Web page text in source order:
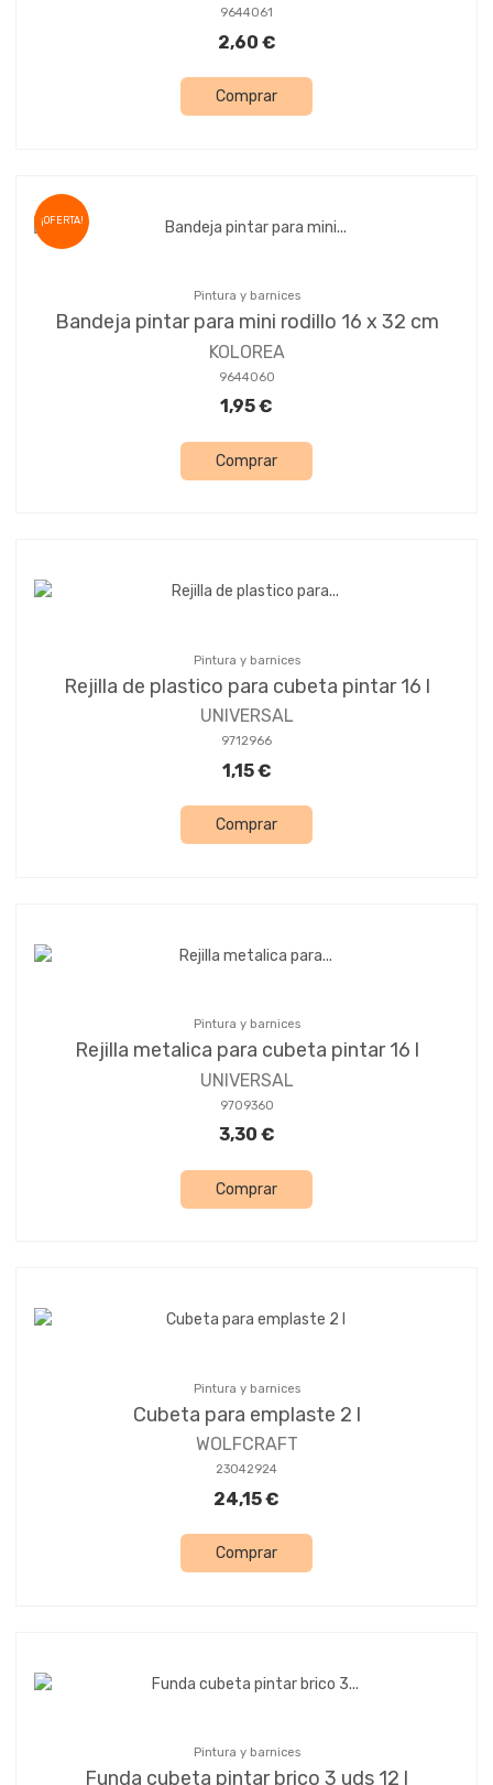
9644061
2,60 €
Comprar
¡OFERTA!
Pintura y barnices
Bandeja pintar para mini rodillo 16 x 32 cm
KOLOREA
9644060
1,95 €
Comprar
Pintura y barnices
Rejilla de plastico para cubeta pintar 16 l
UNIVERSAL
9712966
1,15 €
Comprar
Pintura y barnices
Rejilla metalica para cubeta pintar 16 l
UNIVERSAL
9709360
3,30 €
Comprar
Pintura y barnices
Cubeta para emplaste 2 l
WOLFCRAFT
23042924
24,15 €
Comprar
Pintura y barnices
Funda cubeta pintar brico 3 uds 12 l